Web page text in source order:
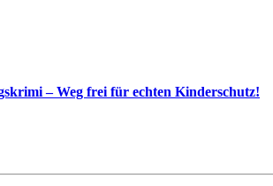
– Weg frei für echten Kinderschutz!